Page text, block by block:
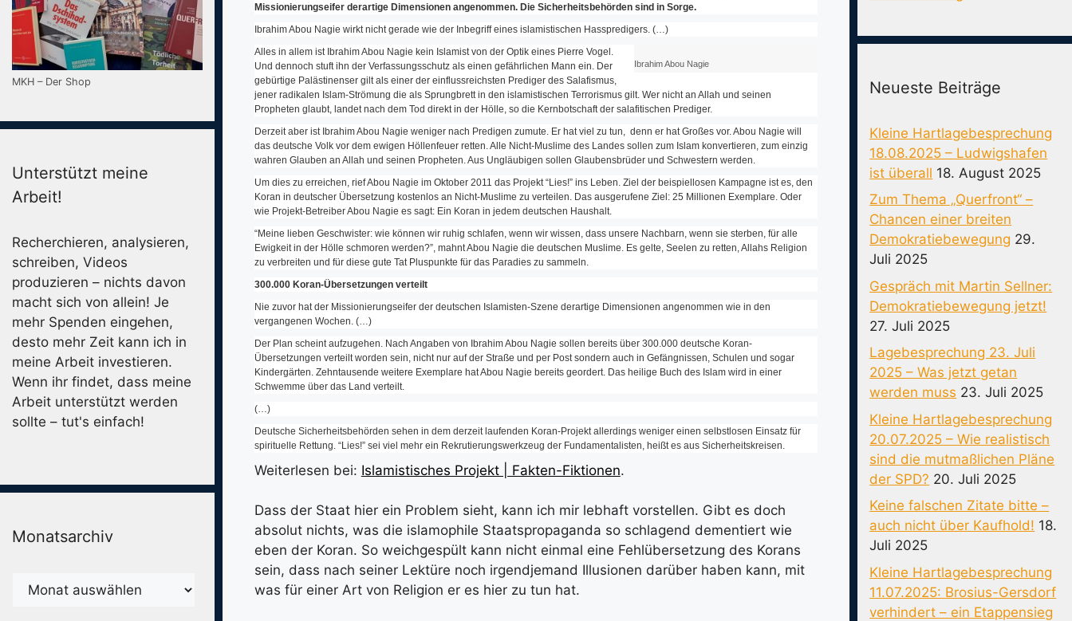
Missionierungseifer derartige Dimensionen angenommen. Die Sicherheitsbehörden sind in Sorge.
Ibrahim Abou Nagie wirkt nicht gerade wie der Inbegriff eines islamistischen Hasspredigers. (…)
Ibrahim Abou Nagie
Alles in allem ist Ibrahim Abou Nagie kein Islamist von der Optik eines Pierre Vogel.
Und dennoch stuft ihn der Verfassungsschutz als einen gefährlichen Mann ein. Der
gebürtige Palästinenser gilt als einer der einflussreichsten Prediger des Salafismus,
jener radikalen Islam-Strömung die als Sprungbrett in den islamistischen Terrorismus gilt. Wer nicht an Allah und seinen
Propheten glaubt, landet nach dem Tod direkt in der Hölle, so die Kernbotschaft der salafitischen Prediger.
Derzeit aber ist Ibrahim Abou Nagie weniger nach Predigen zumute. Er hat viel zu tun, denn er hat Großes vor. Abou Nagie will
das deutsche Volk vor dem ewigen Höllenfeuer retten. Alle Nicht-Muslime des Landes sollen zum Islam konvertieren, zum einzig
wahren Glauben an Allah und seinen Propheten. Aus Ungläubigen sollen Glaubensbrüder und Schwestern werden.
Um dies zu erreichen, rief Abou Nagie im Oktober 2011 das Projekt “Lies!” ins Leben. Ziel der beispiellosen Kampagne ist es, den
Koran in deutscher Übersetzung kostenlos an Nicht-Muslime zu verteilen. Das ausgerufene Ziel: 25 Millionen Exemplare. Oder
wie Projekt-Betreiber Abou Nagie es sagt: Ein Koran in jedem deutschen Haushalt.
“Meine lieben Geschwister: wie können wir ruhig schlafen, wenn wir wissen, dass unsere Nachbarn, wenn sie sterben, für alle
Ewigkeit in der Hölle schmoren werden?”, mahnt Abou Nagie die deutschen Muslime. Es gelte, Seelen zu retten, Allahs Religion
zu verbreiten und für diese gute Tat Pluspunkte für das Paradies zu sammeln.
300.000 Koran-Übersetzungen verteilt
Nie zuvor hat der Missionierungseifer der deutschen Islamisten-Szene derartige Dimensionen angenommen wie in den
vergangenen Wochen. (…)
Der Plan scheint aufzugehen. Nach Angaben von Ibrahim Abou Nagie sollen bereits über 300.000 deutsche Koran-
Übersetzungen verteilt worden sein, nicht nur auf der Straße und per Post sondern auch in Gefängnissen, Schulen und sogar
Kindergärten. Zehntausende weitere Exemplare hat Abou Nagie bereits geordert. Das heilige Buch des Islam wird in einer
Schwemme über das Land verteilt.
(…)
Deutsche Sicherheitsbehörden sehen in dem derzeit laufenden Koran-Projekt allerdings weniger einen selbstlosen Einsatz für
spirituelle Rettung. “Lies!” sei viel mehr ein Rekrutierungswerkzeug der Fundamentalisten, heißt es aus Sicherheitskreisen.
Weiterlesen bei: Islamistisches Projekt | Fakten-Fiktionen.
Dass der Staat hier ein Problem sieht, kann ich mir lebhaft vorstellen. Gibt es doch
absolut nichts, was die islamophile Staatspropaganda so schlagend dementiert wie
eben der Koran. So weichgespült kann nicht einmal eine Fehlübersetzung des Korans
sein, dass nach seiner Lektüre noch irgendjemand Illusionen darüber haben kann, mit
was für einer Art von Religion er es hier zu tun hat.
MKH – Der Shop
Unterstützt meine
Arbeit!
Recherchieren, analysieren,
schreiben, Videos
produzieren – nichts davon
macht sich von allein! Je
mehr Spenden eingehen,
desto mehr Zeit kann ich in
meine Arbeit investieren.
Wenn ihr findet, dass meine
Arbeit unterstützt werden
sollte – tut's einfach!
Monatsarchiv
Monatsarchiv
Neueste Beiträge
Kleine Hartlagebesprechung
18.08.2025 – Ludwigshafen
ist überall 18. August 2025
Zum Thema „Querfront“ –
Chancen einer breiten
Demokratiebewegung 29.
Juli 2025
Gespräch mit Martin Sellner:
Demokratiebewegung jetzt!
27. Juli 2025
Lagebesprechung 23. Juli
2025 – Was jetzt getan
werden muss 23. Juli 2025
Kleine Hartlagebesprechung
20.07.2025 – Wie realistisch
sind die mutmaßlichen Pläne
der SPD? 20. Juli 2025
Keine falschen Zitate bitte –
auch nicht über Kaufhold! 18.
Juli 2025
Kleine Hartlagebesprechung
11.07.2025: Brosius-Gersdorf
verhindert – ein Etappensieg